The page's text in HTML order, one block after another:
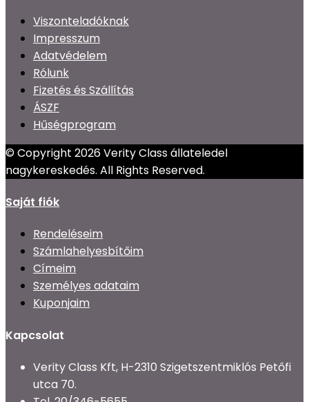
Viszonteladóknak
Impresszum
Adatvédelem
Rólunk
Fizetés és Szállítás
ÁSZF
Hűségprogram
© Copyright 2026 Verity Class állateledel
nagykereskedés. All Rights Reserved.
Saját fiók
Rendeléseim
Számlahelyesbítőim
Címeim
Személyes adataim
Kuponjaim
Kapcsolat
Verity Class Kft, H-2310 Szigetszentmiklós Petőfi
utca 70.